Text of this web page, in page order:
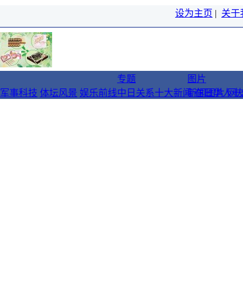
设为主页 | 关于
军事科技 体坛风景 娱乐前线
专题
中日关系十大新闻 在日华人
图片
新闻图片 网